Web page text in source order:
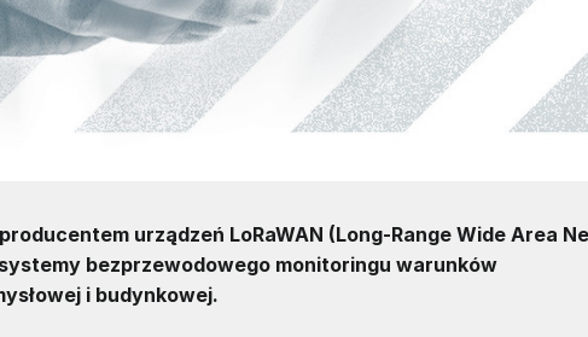
urządzeń LoRaWAN (Long-Range Wide Area
bezprzewodowego monitoringu warunków
i budynkowej.